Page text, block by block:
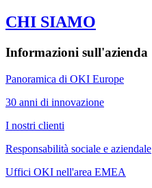
CHI SIAMO
Informazioni sull'azienda
Panoramica di OKI Europe
30 anni di innovazione
I nostri clienti
Responsabilità sociale e aziendale
Uffici OKI nell'area EMEA